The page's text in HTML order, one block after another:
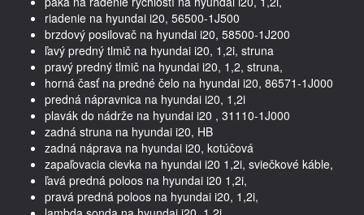
riadenie na hyundai i20, 56500-1J500
brzdový posilovač na hyundai i20, 58500-1J200
ľavý predný tlmič na hyundai i20, 1,2i, struna
pravý predný tlmič na hyundai i20, 1,2, struna,
horná časť na predné čelo na hyundai i20, 86571-1J000
predná nápravnica na hyundai i20, 1,2i
plavák do nádrže na hyundai i20 , 31110-1J000
zadná struna na hyundai i20, HB
zadná náprava na hyundai i20, kotúčová
zapaľovacia cievka na hyundai i20 1,2i, sviečkové káble,
ľavá predná poloos na hyundai i20 1,2i,
pravá predná poloos na hyundai i20, 1,2i,